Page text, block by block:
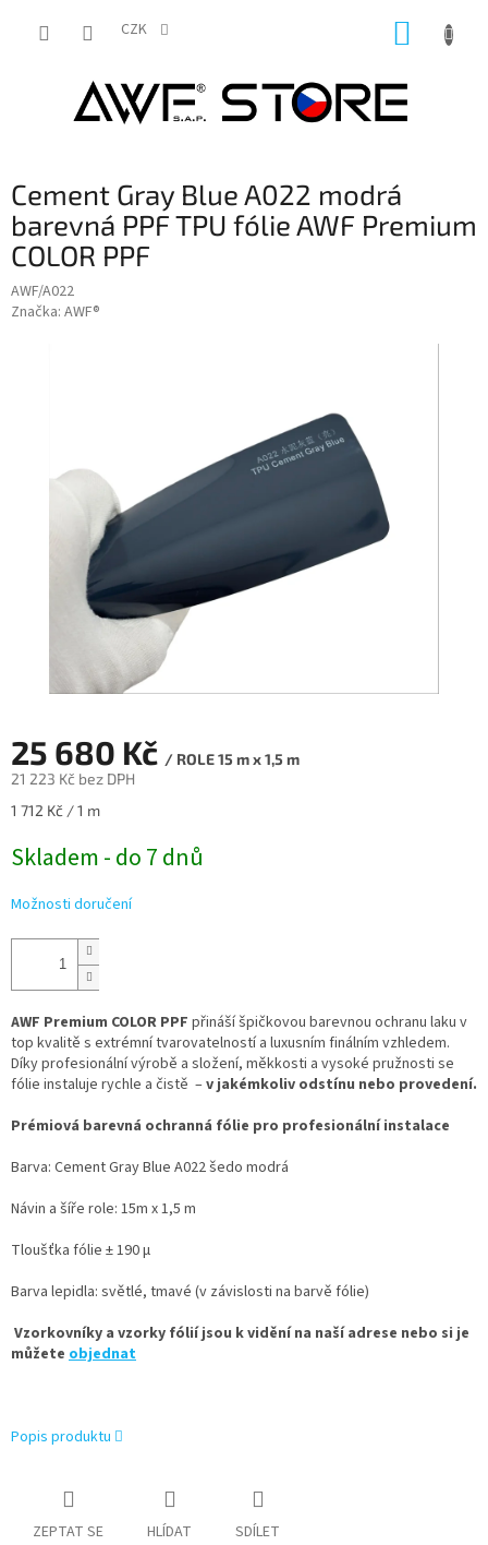
CZK
Cement Gray Blue A022 modrá
barevná PPF TPU fólie AWF Premium
COLOR PPF
AWF/A022
Značka: AWF®
25 680 Kč / ROLE 15 m x 1,5 m
21 223 Kč bez DPH
Měrná
1 712 Kč / 1 m
Skladem - do 7 dnů
Možnosti doručení
AWF Premium COLOR PPF přináší špičkovou barevnou ochranu laku v
top kvalitě s extrémní tvarovatelností a luxusním finálním vzhledem.
Díky profesionální výrobě a složení, měkkosti a vysoké pružnosti se
fólie instaluje rychle a čistě –v jakémkoliv odstínu nebo provedení.
Prémiová barevná ochranná fólie pro profesionální instalace
Barva: Cement Gray Blue A022 šedo modrá
Návin a šíře role: 15m x 1,5 m
Tloušťka fólie ± 190 µ
Barva lepidla: světlé, tmavé (v závislosti na barvě fólie)
Vzorkovníky a vzorky fólií jsou k vidění na naší adrese nebo si je
můžete objednat
Popis produktu
ZEPTAT SE HLÍDAT SDÍLET